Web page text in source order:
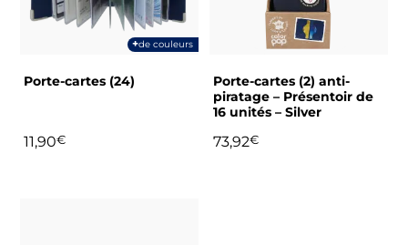
+de couleurs
Porte-cartes (24)
11,90€
options
peuvent
choisies
page
Porte-cartes (2) anti-
piratage – Présentoir de
16 unités – Silver
73,92€